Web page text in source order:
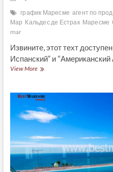
график Маресме агент по
Мар Кальдес де Естрак Маресме
mar
Извините, этот техт
Испанский” и “Американский
View More(Español)
de
de
Mar